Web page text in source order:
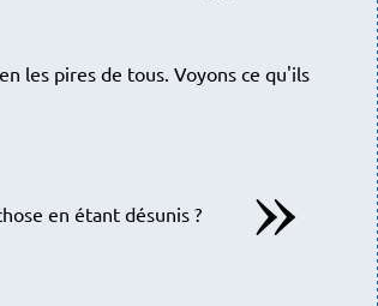
les pires de tous. Voyons ce qu'ils
en étant désunis ?